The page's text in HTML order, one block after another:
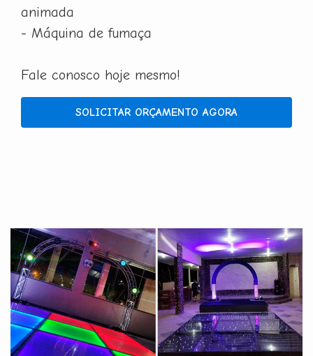
animada
- Máquina de fumaça
Fale conosco hoje mesmo!
SOLICITAR ORÇAMENTO AGORA